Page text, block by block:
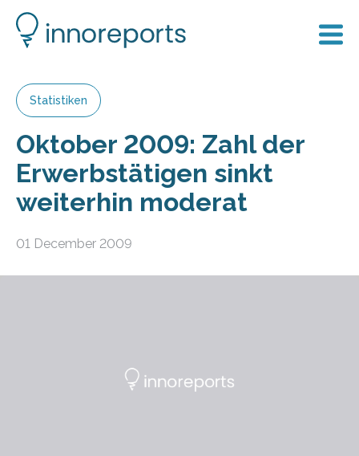
Statistiken
Oktober 2009: Zahl der
Erwerbstätigen sinkt
weiterhin moderat
01 December 2009